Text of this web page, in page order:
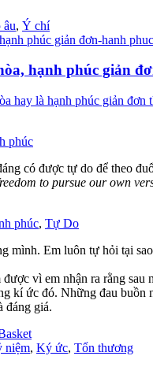
âu, Ý chí
hạnh phúc giản
hay là hạnh phúc giản
phúc
có được tự do để theo
to pursue our own
phúc, Tự Do
mình. Em luôn tự hỏi tại
vì em nhận ra rằng
kí ức đó. Những đau buồn
đáng giá.
niệm, Ký ức, Tổn thương